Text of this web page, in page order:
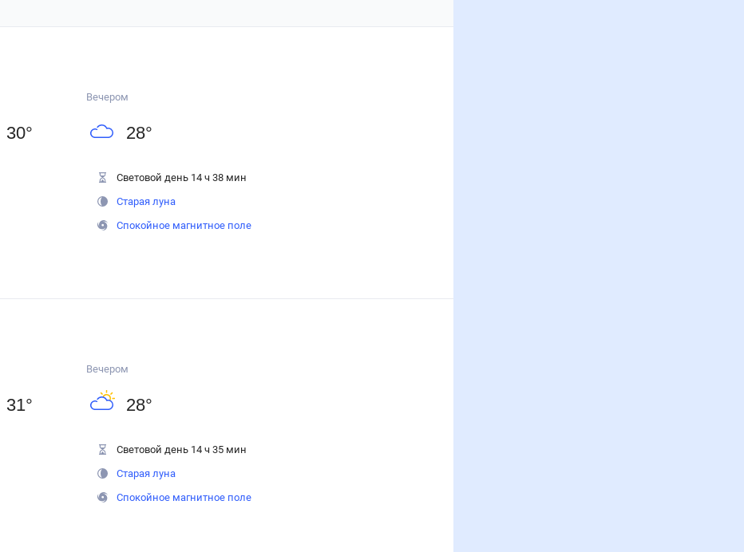
30°
Вечером
28°
Световой день 14 ч 38 мин
Старая луна
Спокойное магнитное поле
31°
Вечером
28°
Световой день 14 ч 35 мин
Старая луна
Спокойное магнитное поле